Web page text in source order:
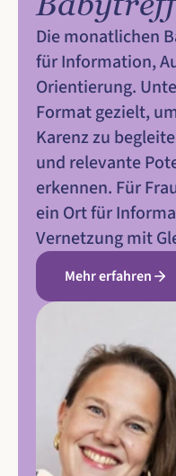
Die monatlichen
für Information,
Orientierung.
Format gezielt,
Karenz zu
und relevante
erkennen. Für
ein Ort für
Vernetzung mit
Mehr erfahren